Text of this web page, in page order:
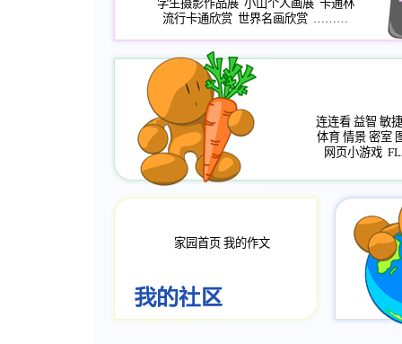
学生摄影作品展 小山个人画展 卡通林
流行卡通欣赏 世界名画欣赏 ………
连连看 益智 敏捷
体育 情景 密室
网页小游戏
家园首页 我的作文